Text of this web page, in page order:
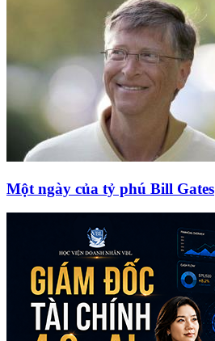
Một ngày của tỷ phú Bill Gates